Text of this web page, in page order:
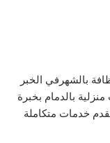
بالشهرفي الخبر
بالدمام بخبرة
خدمات متكاملة